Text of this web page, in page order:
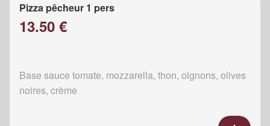
Pizza pêcheur 1 pers
13.50 €
Base sauce tomate, mozzarella, thon, oignons, olives
noires, crème